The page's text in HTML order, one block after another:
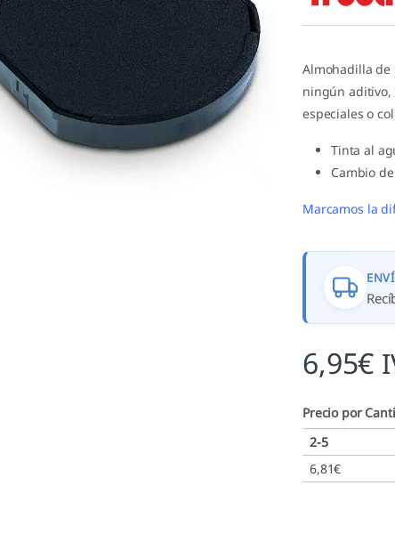
valoración de
Almohadilla de
ningún aditivo,
especiales o
Tinta al
Cambio
Marcamos la
6,95€
Precio por
2-5
6,81€